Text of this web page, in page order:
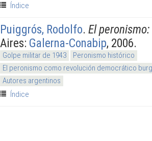
Índice
Puiggrós, Rodolfo. El
Aires: Galerna-Conabip, 2006.
Golpe militar de 1943
Peronismo histórico
El peronismo como revolución democrático
Autores argentinos
Índice